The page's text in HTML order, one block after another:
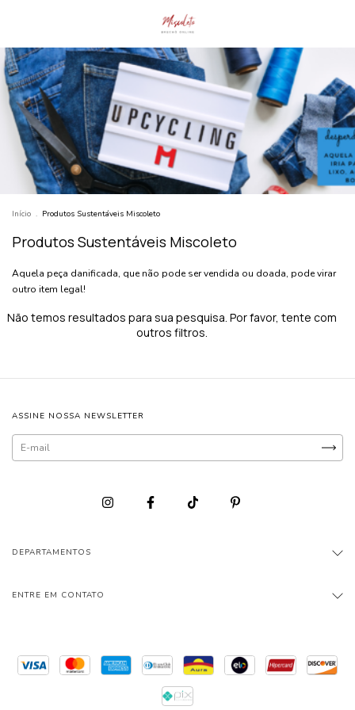
Início . Produtos Sustentáveis Miscoleto
Produtos Sustentáveis Miscoleto
Aquela peça danificada, que não pode ser vendida ou doada, pode virar
outro item legal!
Não temos resultados para sua pesquisa. Por favor, tente com
outros filtros.
ASSINE NOSSA NEWSLETTER
DEPARTAMENTOS
ENTRE EM CONTATO